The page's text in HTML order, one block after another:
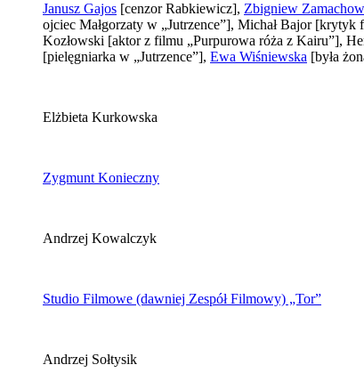
Janusz Gajos [cenzor Rabkiewicz], Zbigniew
ojciec Małgorzaty w „Jutrzence”], Michał Bajor [krytyk
Kozłowski [aktor z filmu „Purpurowa róża z Kairu”],
[pielęgniarka w „Jutrzence”], Ewa Wiśniewska [była
Elżbieta Kurkowska
Zygmunt Konieczny
Andrzej Kowalczyk
Studio Filmowe (dawniej Zespół Filmowy) „Tor”
Andrzej Sołtysik